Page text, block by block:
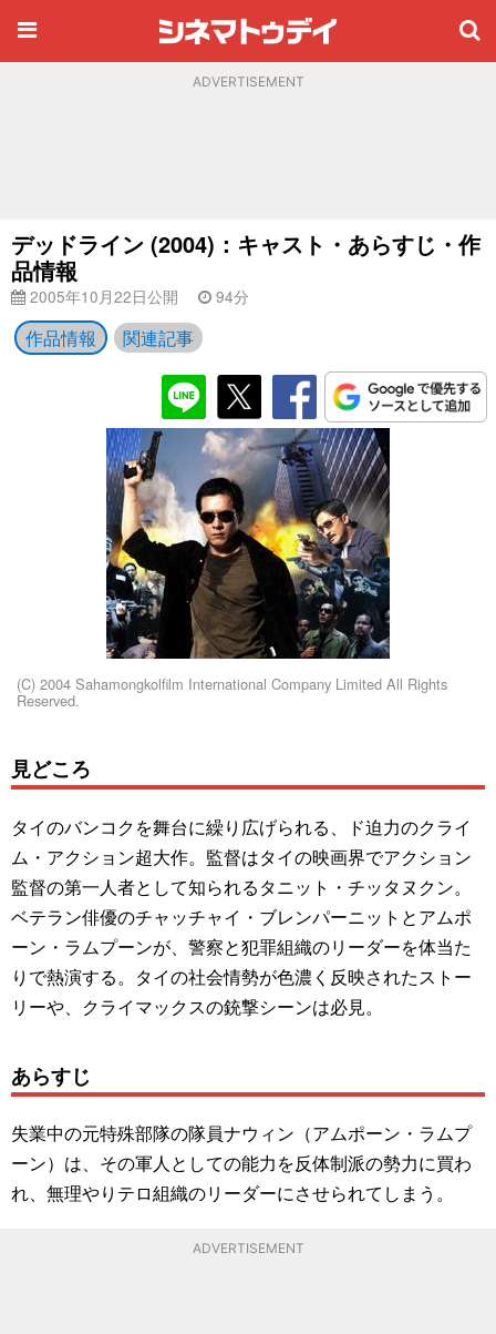
ADVERTISEMENT
デッドライン (2004)：キャスト・あらすじ・作
品情報
2005年10月22日公開 94分
作品情報 関連記事
(C) 2004 Sahamongkolfilm International Company Limited All Rights
Reserved.
見どころ
タイのバンコクを舞台に繰り広げられる、ド迫力のクライ
ム・アクション超大作。監督はタイの映画界でアクション
監督の第一人者として知られるタニット・チッタヌクン。
ベテラン俳優のチャッチャイ・ブレンパーニットとアムポ
ーン・ラムプーンが、警察と犯罪組織のリーダーを体当た
りで熱演する。タイの社会情勢が色濃く反映されたストー
リーや、クライマックスの銃撃シーンは必見。
あらすじ
失業中の元特殊部隊の隊員ナウィン（アムポーン・ラムプ
ーン）は、その軍人としての能力を反体制派の勢力に買わ
れ、無理やりテロ組織のリーダーにさせられてしまう。
ADVERTISEMENT